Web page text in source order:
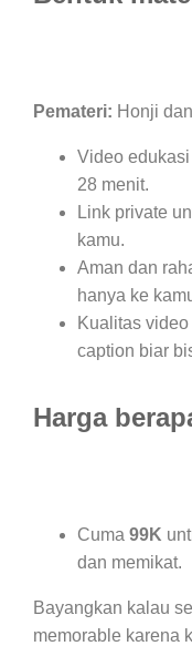
Pemateri: Honji
Video
28 menit.
Link private
kamu.
Aman dan
hanya ke
Kualitas
caption biar
Harga
Cuma 99K
dan memikat.
Bayangkan kalau
memorable karena